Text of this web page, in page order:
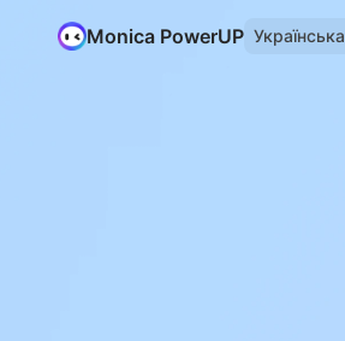
Monica PowerUP Українська